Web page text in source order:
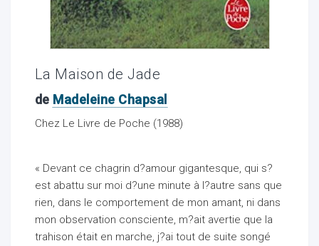
La Maison de Jade
de Madeleine Chapsal
Chez Le Livre de Poche (1988)
« Devant ce chagrin d?amour gigantesque, qui s?
est abattu sur moi d?une minute à l?autre sans que
rien, dans le comportement de mon amant, ni dans
mon observation consciente, m?ait avertie que la
trahison était en marche, j?ai tout de suite songé